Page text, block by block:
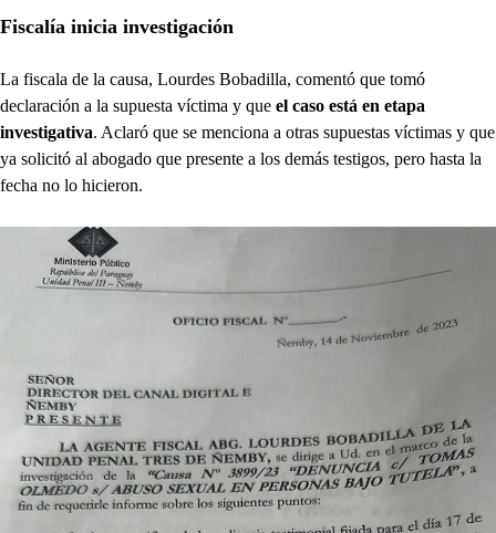
Fiscalía inicia investigación
La fiscala de la causa, Lourdes Bobadilla, comentó que tomó
declaración a la supuesta víctima y que el caso está en etapa
investigativa. Aclaró que se menciona a otras supuestas víctimas y que
ya solicitó al abogado que presente a los demás testigos, pero hasta la
fecha no lo hicieron.